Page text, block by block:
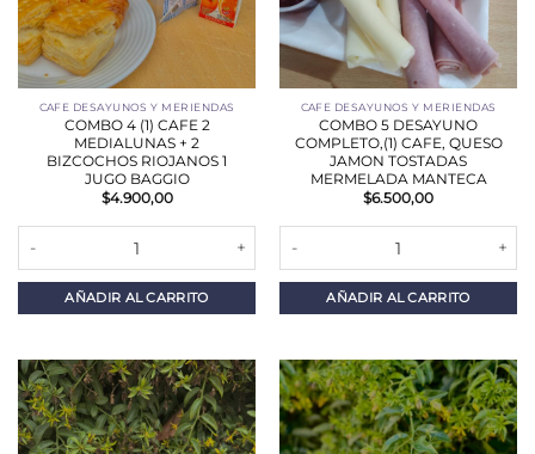
CAFE DESAYUNOS Y MERIENDAS
COMBO 4 (1) CAFE 2
MEDIALUNAS + 2
BIZCOCHOS RIOJANOS 1
JUGO BAGGIO
$4.900,00
AÑADIR AL CARRITO
CAFE DESAYUNOS Y MERIENDAS
COMBO 5 DESAYUNO
COMPLETO,(1) CAFE, QUESO
JAMON TOSTADAS
MERMELADA MANTECA
$6.500,00
AÑADIR AL CARRITO